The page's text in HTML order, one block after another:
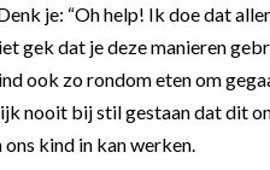
je: “Oh help! Ik doe dat
gek dat je deze manieren
ook zo rondom eten om
nooit bij stil gestaan dat dit
kind in kan werken.